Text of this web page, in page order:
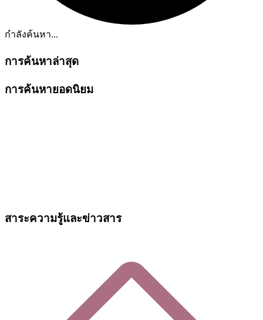
กำลังค้นหา...
การค้นหาล่าสุด
การค้นหายอดนิยม
สาระความรู้และข่าวสาร